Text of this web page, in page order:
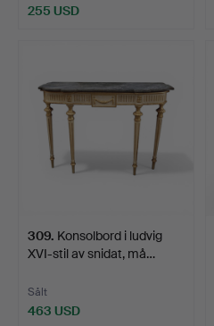
255 USD
309. Konsolbord i ludvig
XVI-stil av snidat, må…
Sålt
463 USD